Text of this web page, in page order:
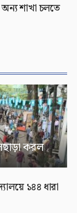
অন্য শাখা চলতে
করল
১৪৪ ধারা